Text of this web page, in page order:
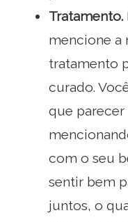
Tratamento.
mencione a
tratamento
curado.
que
com o seu
sentir bem
juntos, o